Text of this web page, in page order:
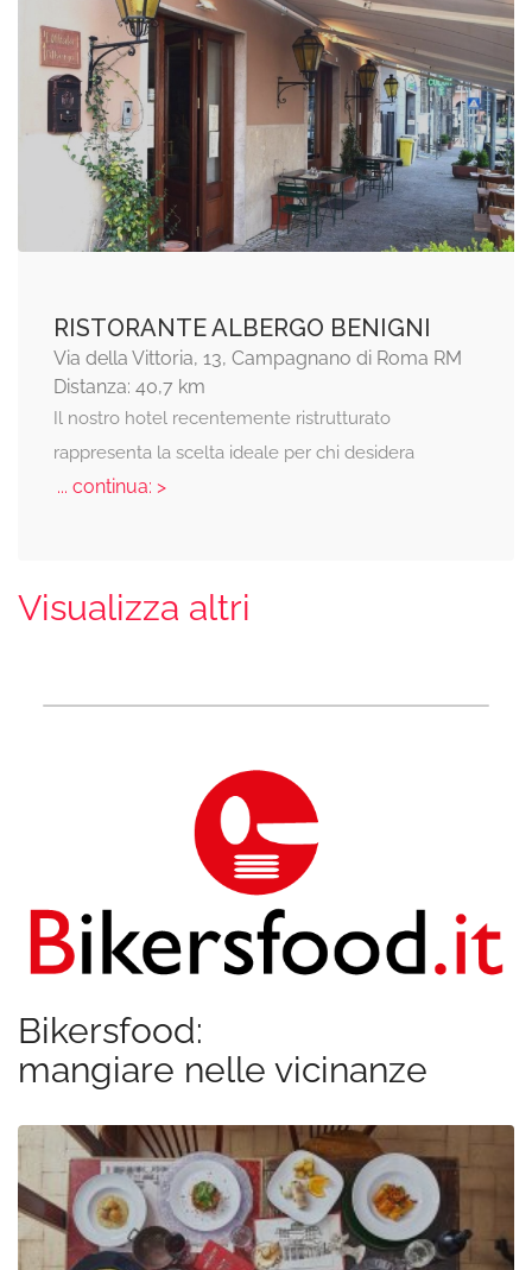
RISTORANTE ALBERGO BENIGNI
Via della Vittoria, 13, Campagnano di Roma RM
Distanza: 40,7 km
Il nostro hotel recentemente ristrutturato
rappresenta la scelta ideale per chi desidera
... continua: >
Visualizza altri
Bikersfood:
mangiare nelle vicinanze